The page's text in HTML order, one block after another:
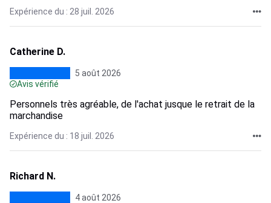
Expérience du : 28 juil. 2026
Catherine D.
5 août 2026
Avis vérifié
Personnels très agréable, de l'achat jusque le retrait de la
marchandise
Expérience du : 18 juil. 2026
Richard N.
4 août 2026